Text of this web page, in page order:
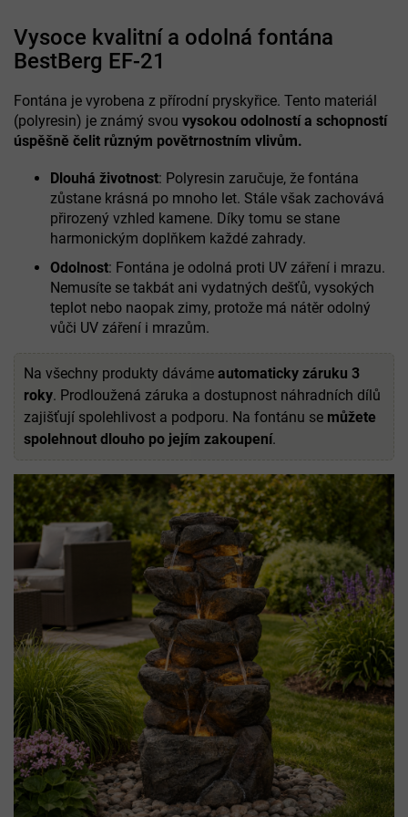
Vysoce kvalitní a odolná fontána
BestBerg EF-21
Fontána je vyrobena z přírodní pryskyřice. Tento materiál
(polyresin) je známý svou vysokou odolností a schopností
úspěšně čelit různým povětrnostním vlivům.
Dlouhá životnost: Polyresin zaručuje, že fontána
zůstane krásná po mnoho let. Stále však zachovává
přirozený vzhled kamene. Díky tomu se stane
harmonickým doplňkem každé zahrady.
Odolnost: Fontána je odolná proti UV záření i mrazu.
Nemusíte se takbát ani vydatných dešťů, vysokých
teplot nebo naopak zimy, protože má nátěr odolný
vůči UV záření i mrazům.
Na všechny produkty dáváme automaticky záruku 3
roky. Prodloužená záruka a dostupnost náhradních dílů
zajišťují spolehlivost a podporu. Na fontánu se můžete
spolehnout dlouho po jejím zakoupení.